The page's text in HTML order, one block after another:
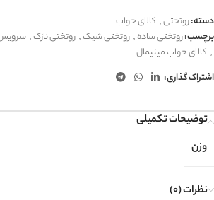
دسته:روتختی, کالای خواب
برچسب:روتختی ساده, روتختی شیک, روتختی نازک,
, کالای خواب مینیمال
اشتراک گذاری:
توضیحات تکمیلی
وزن
نظرات (0)